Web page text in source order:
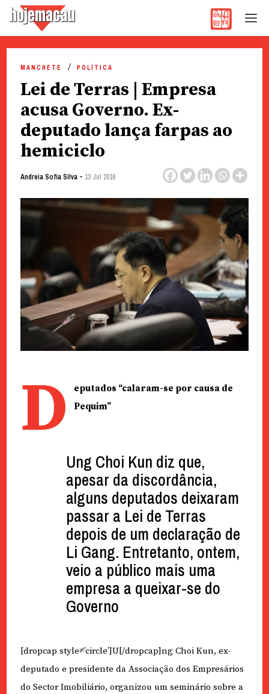
content
MANCHETE POLÍTICA
Lei de Terras | Empresa
acusa Governo. Ex-
deputado lança farpas ao
hemiciclo
Andreia Sofia Silva- 13 Jul 2016
D
eputados “calaram-se por causa de
Pequim”
Ung Choi Kun diz que,
apesar da discordância,
alguns deputados deixaram
passar a Lei de Terras
depois de um declaração de
Li Gang. Entretanto, ontem,
veio a público mais uma
empresa a queixar-se do
Governo
[dropcap style≠’circle’]U[/dropcap]ng Choi Kun, ex-
deputado e presidente da Associação dos Empresários
do Sector Imobiliário, organizou um seminário sobre a